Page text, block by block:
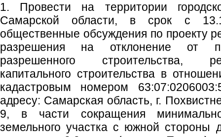
1. Провести на территории
Самарской области, в срок с
общественные обсуждения по проекту
разрешения на отклонение от
разрешенного строительства,
капитального строительства в
кадастровым номером
адресу: Самарская область, г.
9, в части сокращения
земельного участка с южной стороны